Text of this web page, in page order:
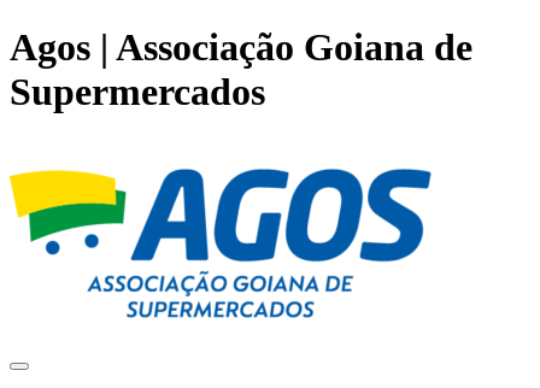
Agos | Associação Goiana de
Supermercados